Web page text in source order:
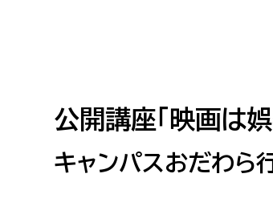
高校生・大学生など
若者
公開講座「映画は娯
キャンパスおだわら